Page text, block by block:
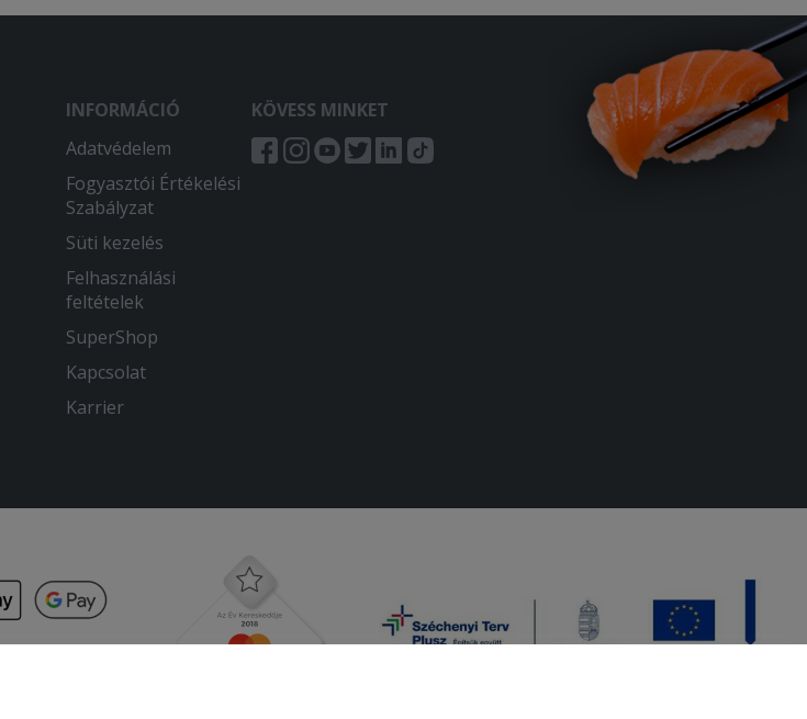
INFORMÁCIÓ
Adatvédelem
Fogyasztói Értékelési
Szabályzat
Süti kezelés
Felhasználási
feltételek
SuperShop
Kapcsolat
Karrier
KÖVESS MINKET